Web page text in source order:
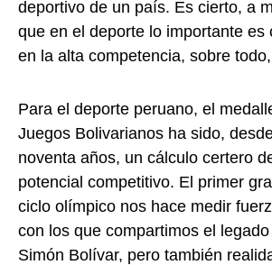
deportivo de un país. Es cierto, a
que en el deporte lo importante es
en la alta competencia, sobre
Para el deporte peruano, el
Juegos Bolivarianos ha sido,
noventa años, un cálculo certero
potencial competitivo. El primer
ciclo olímpico nos hace medir
con los que compartimos el
Simón Bolívar, pero también